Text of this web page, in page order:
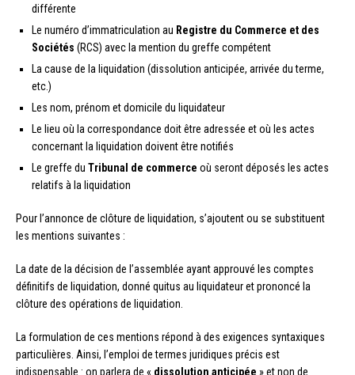
différente
Le numéro d’immatriculation au Registre du Commerce et des
Sociétés (RCS) avec la mention du greffe compétent
La cause de la liquidation (dissolution anticipée, arrivée du terme,
etc.)
Les nom, prénom et domicile du liquidateur
Le lieu où la correspondance doit être adressée et où les actes
concernant la liquidation doivent être notifiés
Le greffe du Tribunal de commerce où seront déposés les actes
relatifs à la liquidation
Pour l’annonce de clôture de liquidation, s’ajoutent ou se substituent
les mentions suivantes :
La date de la décision de l’assemblée ayant approuvé les comptes
définitifs de liquidation, donné quitus au liquidateur et prononcé la
clôture des opérations de liquidation.
La formulation de ces mentions répond à des exigences syntaxiques
particulières. Ainsi, l’emploi de termes juridiques précis est
indispensable : on parlera de « dissolution anticipée » et non de